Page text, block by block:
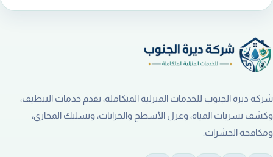
شركة ديرة الجنوب للخدمات المنزلية المتكاملة، نقدم خدمات التنظيف،
وكشف تسربات المياه، وعزل الأسطح والخزانات، وتسليك المجاري،
ومكافحة الحشرات.